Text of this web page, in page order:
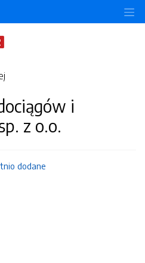
i
z o.o.
dodane